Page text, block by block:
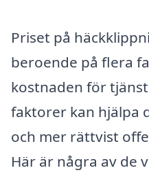
Priset på
beroende på flera
kostnaden för
faktorer kan hjälpa
och mer rättvist
Här är några av de